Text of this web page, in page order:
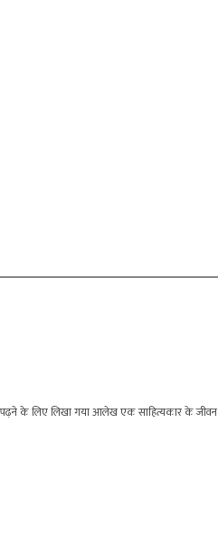
में पढ़ने के लिए लिखा गया आलेख एक साहित्यकार के जीवन